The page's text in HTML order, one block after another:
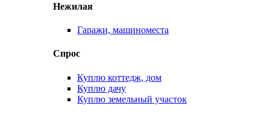
Нежилая
Гаражи, машиноместа
Спрос
Куплю коттедж, дом
Куплю дачу
Куплю земельный участок